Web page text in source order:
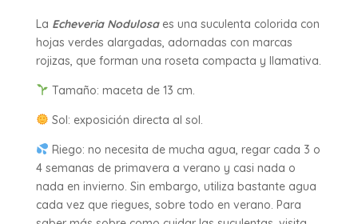
La Echeveria Nodulosa es una suculenta colorida con
hojas verdes alargadas, adornadas con marcas
rojizas, que forman una roseta compacta y llamativa.
Tamaño: maceta de 13 cm.
Sol: exposición directa al sol.
Riego: no necesita de mucha agua, regar cada 3 o
4 semanas de primavera a verano y casi nada o
nada en invierno. Sin embargo, utiliza bastante agua
cada vez que riegues, sobre todo en verano. Para